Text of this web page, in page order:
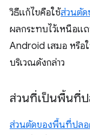
วิธีแก้ไขคือใช้ส่วนตั
ผลกระทบไว้เหนือแ
Android เสมอ หรือ
บริเวณดังกล่าว
ส่วนที่เป็นพื้นที่
ส่วนตัดของพื้นที่ปล